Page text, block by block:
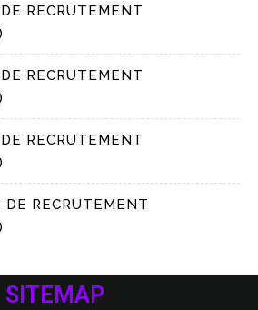
RECRUTEMENT
RECRUTEMENT
RECRUTEMENT
DE RECRUTEMENT
SITEMAP